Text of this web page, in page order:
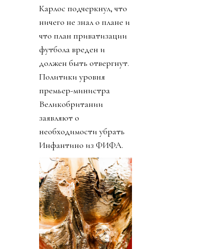
Карлос подчеркнул, что
ничего не знал о плане и
что план приватизации
футбола вреден и
должен быть отвергнут.
Политики уровня
премьер-министра
Великобритании
заявляют о
необходимости убрать
Инфантино из ФИФА.